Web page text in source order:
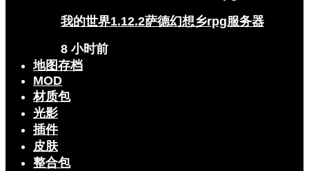
我的世界1.12.2萨德幻想乡rpg服务器
8 小时前
地图存档
MOD
材质包
光影
插件
皮肤
整合包